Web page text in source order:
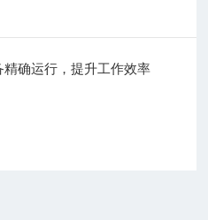
确运行，提升工作效率